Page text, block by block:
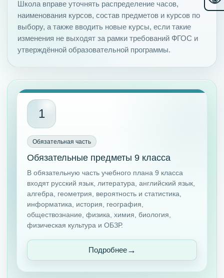
Школа вправе уточнять распределение часов,
наименования курсов, состав предметов и курсов по
выбору, а также вводить новые курсы, если такие
изменения не выходят за рамки требований ФГОС и
утверждённой образовательной программы.
1
Обязательная часть
Обязательные предметы 9 класса
В обязательную часть учебного плана 9 класса
входят русский язык, литература, английский язык,
алгебра, геометрия, вероятность и статистика,
информатика, история, география,
обществознание, физика, химия, биология,
физическая культура и ОБЗР.
Подробнее